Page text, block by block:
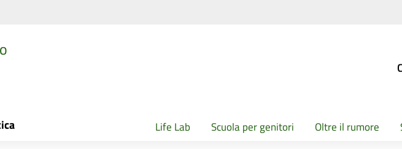
Life Lab Scuola per genitori Oltre il rumore